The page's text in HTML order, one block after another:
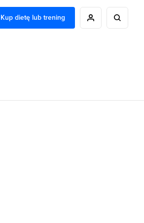
Kup dietę lub trening